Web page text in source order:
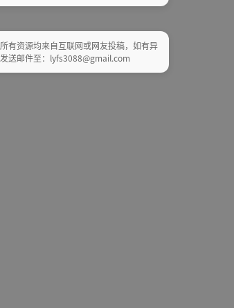
有资源均来自互联网或网友投稿，如有异
送邮件至：lyfs3088@gmail.com